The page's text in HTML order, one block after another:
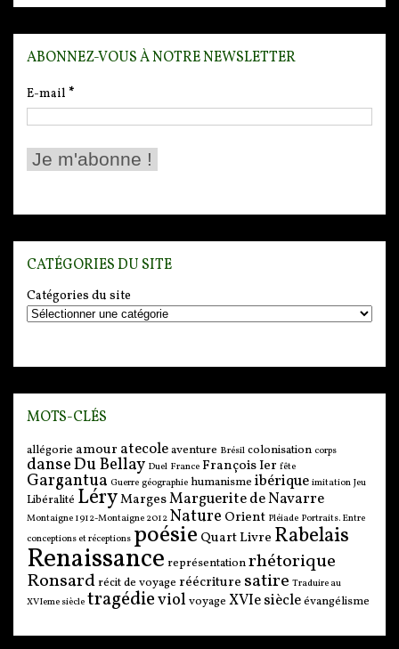
ABONNEZ-VOUS À NOTRE NEWSLETTER
E-mail *
CATÉGORIES DU SITE
Catégories du site
MOTS-CLÉS
allégorie amour atecoleaventure Brésil colonisation corps
danseDu Bellay Duel France François Ier fête
Gargantua Guerre géographie humanisme ibérique imitation Jeu
Libéralité LéryMargesMarguerite de Navarre
Montaigne 1912-Montaigne 2012 Nature Orient Pléiade Portraits. Entre
conceptions et réceptions poésie Quart Livre Rabelais
Renaissance représentationrhétorique
Ronsardrécit de voyage réécriture satire Traduire au
XVIeme siècle tragédieviol voyage XVIe siècleévangélisme